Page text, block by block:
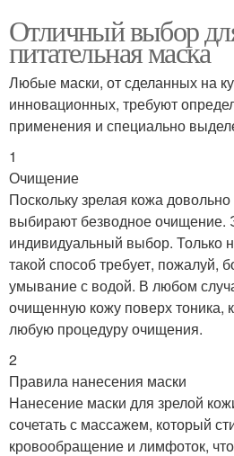
Отличный выбор
питательная маска
Любые маски, от сделанных на
инновационных, требуют
применения и специально
1
Очищение
Поскольку зрелая кожа
выбирают безводное очищение.
индивидуальный выбор. Только
такой способ требует, пожалуй,
умывание с водой. В любом
очищенную кожу поверх тоника,
любую процедуру очищения.
2
Правила нанесения маски
Нанесение маски для зрелой
сочетать с массажем, который
кровообращение и лимфоток,